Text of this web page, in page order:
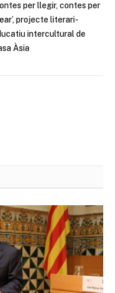
per llegir, contes per
projecte literari-
intercultural de
Àsia